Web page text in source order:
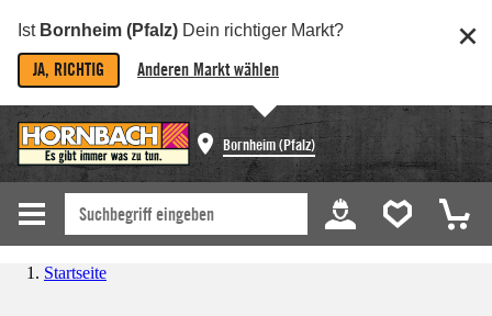
Ist Bornheim (Pfalz) Dein richtiger Markt?
JA, RICHTIG Anderen Markt wählen
Bornheim (Pfalz)
Startseite